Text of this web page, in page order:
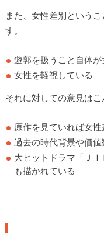
また、女性差別という
す。
遊郭を扱うこと自体が
女性を軽視している
それに対しての意見はこ
原作を見ていれば女
過去の時代背景や価
大ヒットドラマ「Ｊ
も描かれている